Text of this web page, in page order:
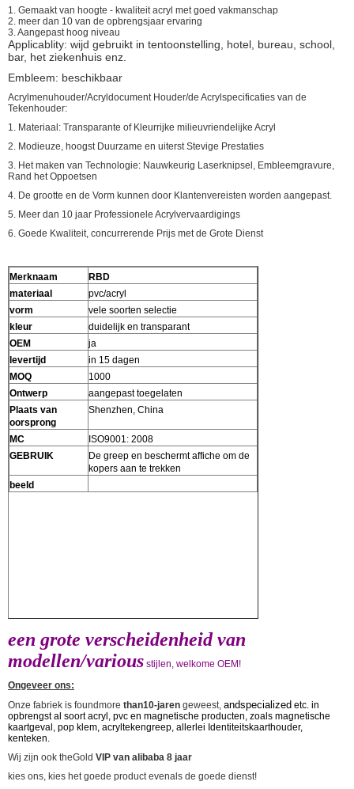
1. Gemaakt van hoogte - kwaliteit acryl met goed vakmanschap
2. meer dan 10 van de opbrengsjaar ervaring
3. Aangepast hoog niveau
Applicablity: wijd gebruikt in tentoonstelling, hotel, bureau, school,
bar, het ziekenhuis enz.
Embleem: beschikbaar
Acrylmenuhouder/Acryldocument Houder/de Acrylspecificaties van de
Tekenhouder:
1. Materiaal: Transparante of Kleurrijke milieuvriendelijke Acryl
2. Modieuze, hoogst Duurzame en uiterst Stevige Prestaties
3. Het maken van Technologie: Nauwkeurig Laserknipsel, Embleemgravure,
Rand het Oppoetsen
4. De grootte en de Vorm kunnen door Klantenvereisten worden aangepast.
5. Meer dan 10 jaar Professionele Acrylvervaardigings
6. Goede Kwaliteit, concurrerende Prijs met de Grote Dienst
Merknaam
RBD
materiaal
pvc/acryl
vorm
vele soorten selectie
kleur
duidelijk en transparant
OEM
ja
levertijd
in 15 dagen
MOQ
1000
Ontwerp
aangepast toegelaten
Plaats van
oorsprong
Shenzhen, China
MC
ISO9001: 2008
GEBRUIK
De greep en beschermt affiche om de
kopers aan te trekken
beeld
een grote verscheidenheid van
modellen/various stijlen, welkome OEM!
Ongeveer ons:
Onze fabriek is foundmore than10-jaren geweest, andspecialized etc. in
opbrengst al soort acryl, pvc en magnetische producten, zoals magnetische
kaartgeval, pop klem, acryltekengreep, allerlei Identiteitskaarthouder,
kenteken.
Wij zijn ook theGold VIP van alibaba 8 jaar
kies ons, kies het goede product evenals de goede dienst!